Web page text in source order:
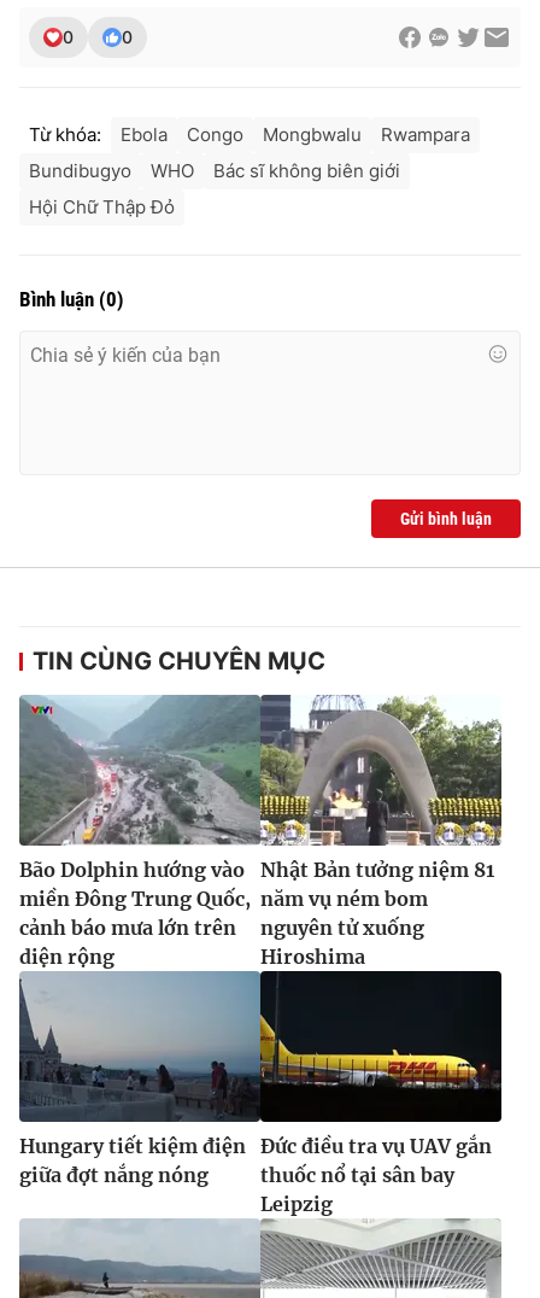
0 0
Từ khóa: Ebola Congo Mongbwalu
Rwampara
Bundibugyo
WHO
Bác sĩ không biên giới
Hội Chữ Thập Đỏ
Bình luận (0)
Gửi bình luận
TIN CÙNG CHUYÊN MỤC
Bão Dolphin hướng vào
miền Đông Trung Quốc,
cảnh báo mưa lớn trên
diện rộng
Nhật Bản tưởng niệm 81
năm vụ ném bom
nguyên tử xuống
Hiroshima
Hungary tiết kiệm điện
giữa đợt nắng nóng
Đức điều tra vụ UAV gắn
thuốc nổ tại sân bay
Leipzig